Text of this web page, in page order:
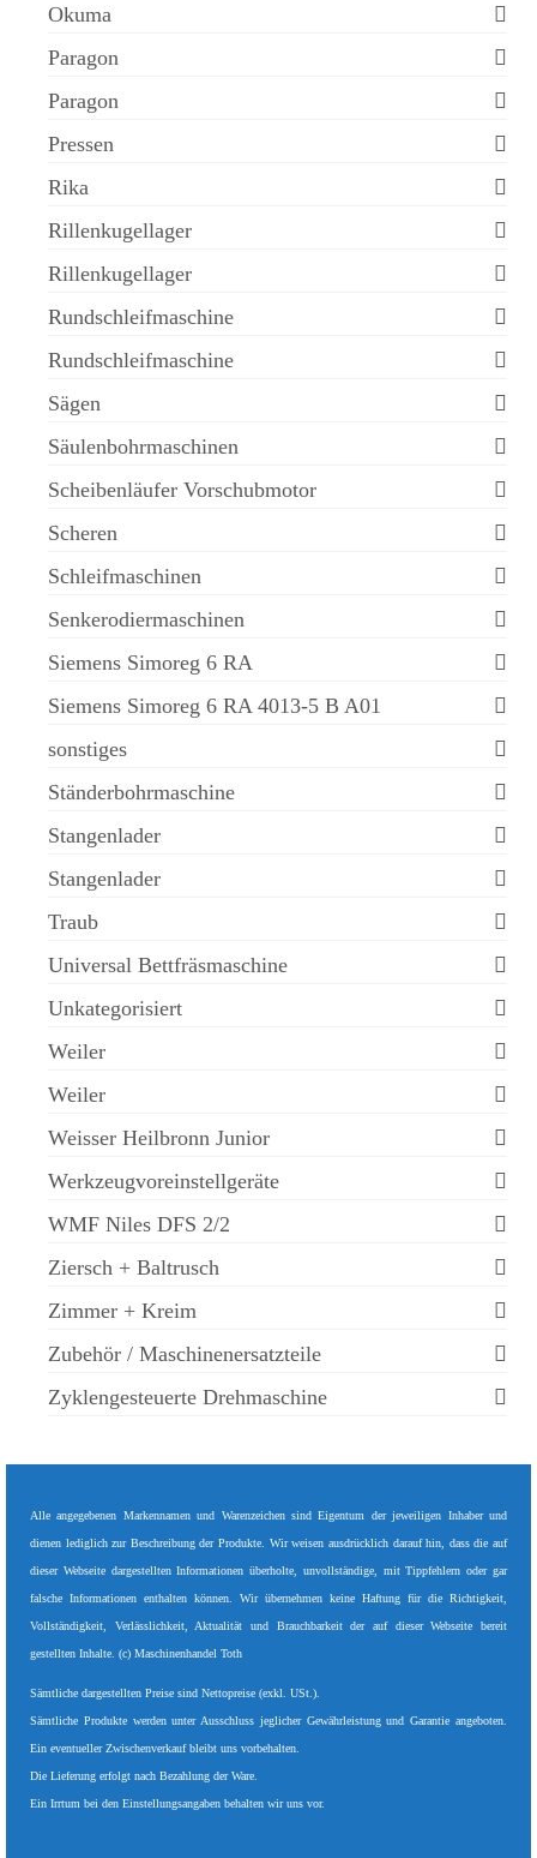
Okuma
Paragon
Paragon
Pressen
Rika
Rillenkugellager
Rillenkugellager
Rundschleifmaschine
Rundschleifmaschine
Sägen
Säulenbohrmaschinen
Scheibenläufer Vorschubmotor
Scheren
Schleifmaschinen
Senkerodiermaschinen
Siemens Simoreg 6 RA
Siemens Simoreg 6 RA 4013-5 B A01
sonstiges
Ständerbohrmaschine
Stangenlader
Stangenlader
Traub
Universal Bettfräsmaschine
Unkategorisiert
Weiler
Weiler
Weisser Heilbronn Junior
Werkzeugvoreinstellgeräte
WMF Niles DFS 2/2
Ziersch + Baltrusch
Zimmer + Kreim
Zubehör / Maschinenersatzteile
Zyklengesteuerte Drehmaschine
Alle angegebenen Markennamen und Warenzeichen sind Eigentum der jeweiligen Inhaber und
dienen lediglich zur Beschreibung der Produkte. Wir weisen ausdrücklich darauf hin, dass die auf
dieser Webseite dargestellten Informationen überholte, unvollständige, mit Tippfehlern oder gar
falsche Informationen enthalten können. Wir übernehmen keine Haftung für die Richtigkeit,
Vollständigkeit, Verlässlichkeit, Aktualität und Brauchbarkeit der auf dieser Webseite bereit
gestellten Inhalte. (c) Maschinenhandel Toth
Sämtliche dargestellten Preise sind Nettopreise (exkl. USt.).
Sämtliche Produkte werden unter Ausschluss jeglicher Gewährleistung und Garantie angeboten.
Ein eventueller Zwischenverkauf bleibt uns vorbehalten.
Die Lieferung erfolgt nach Bezahlung der Ware.
Ein Irrtum bei den Einstellungsangaben behalten wir uns vor.